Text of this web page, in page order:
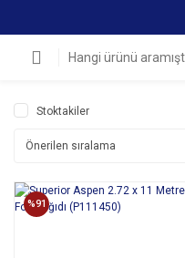
Stoktakiler
%91